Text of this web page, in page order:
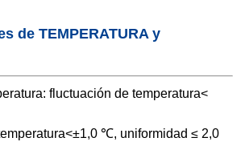
de TEMPERATURA y
fluctuación de temperatura<
℃, uniformidad ≤ 2,0